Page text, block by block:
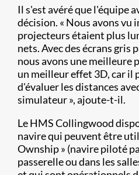
Il s'est avéré que l'équipe
décision. « Nous avons vu
projecteurs étaient plus
nets. Avec des écrans gris
nous avons une meilleure
un meilleur effet 3D, car il
d'évaluer les distances
simulateur », ajoute-t-il.
Le HMS Collingwood
navire qui peuvent être
Ownship » (navire piloté
passerelle ou dans les